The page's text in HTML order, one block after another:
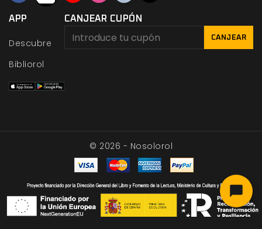
APP
Descubre
Bibliorol
CANJEAR CUPÓN
CANJEAR
© 2026 - Nosolorol